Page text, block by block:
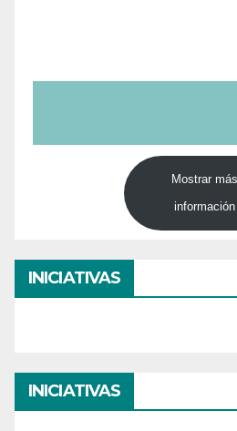
Mostrar más
información
INICIATIVAS
INICIATIVAS